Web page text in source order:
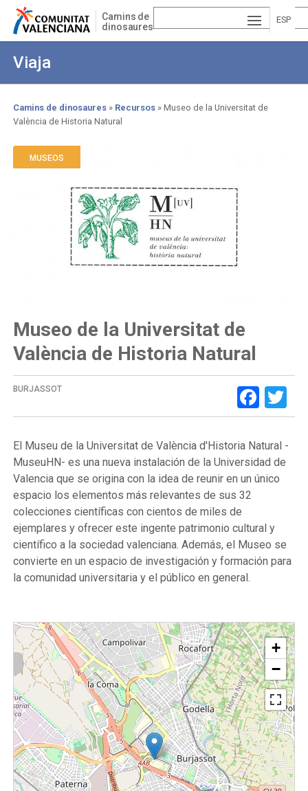
Pasar
contenido
Camins de
dinosaures
ESP
Viaja
Sobrescribir
enlaces
de
navegación
Camins de dinosaures Recursos
Museo de la Universitat de
València de Historia Natural
MUSEOS
Museo de la Universitat de
València de Historia Natural
BURJASSOT
El Museu de la Universitat de València d'Historia Natural -
MuseuHN- es una nueva instalación de la Universidad de
Valencia que se origina con la idea de reunir en un único
espacio los elementos más relevantes de sus 32
colecciones científicas con cientos de miles de
ejemplares y ofrecer este ingente patrimonio cultural y
científico a la sociedad valenciana. Además, el Museo se
convierte en un espacio de investigación y formación para
la comunidad universitaria y el público en general.
+
−